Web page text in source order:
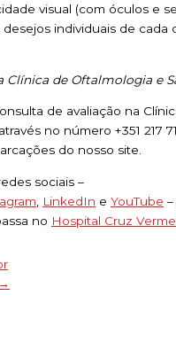
visual (com óculos e
individuais de cada
Clínica de Oftalmologia e
de avaliação na
no número +351 217
do nosso site.
sociais –
LinkedIn e YouTube
no Hospital Cruz
→